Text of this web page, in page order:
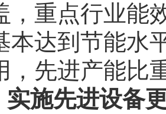
，重点行业能
本达到节能水
，先进产能比
实施先进设备